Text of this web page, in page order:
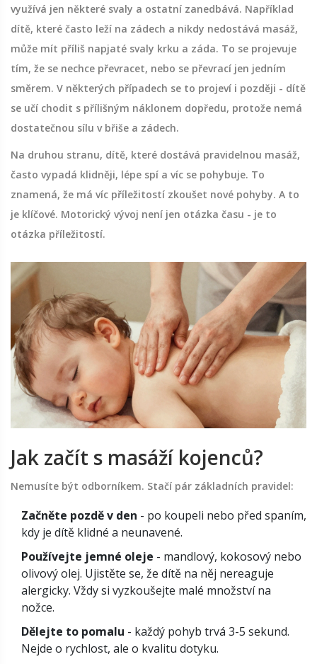
využívá jen některé svaly a ostatní zanedbává. Například
dítě, které často leží na zádech a nikdy nedostává masáž,
může mít příliš napjaté svaly krku a záda. To se projevuje
tím, že se nechce převracet, nebo se převrací jen jedním
směrem. V některých případech se to projeví i později - dítě
se učí chodit s přílišným náklonem dopředu, protože nemá
dostatečnou sílu v břiše a zádech.
Na druhou stranu, dítě, které dostává pravidelnou masáž,
často vypadá klidněji, lépe spí a víc se pohybuje. To
znamená, že má víc příležitostí zkoušet nové pohyby. A to
je klíčové. Motorický vývoj není jen otázka času - je to
otázka příležitostí.
Jak začít s masáží kojenců?
Nemusíte být odborníkem. Stačí pár základních pravidel:
Začněte pozdě v den - po koupeli nebo před spaním,
kdy je dítě klidné a neunavené.
Používejte jemné oleje - mandlový, kokosový nebo
olivový olej. Ujistěte se, že dítě na něj nereaguje
alergicky. Vždy si vyzkoušejte malé množství na
nožce.
Dělejte to pomalu - každý pohyb trvá 3-5 sekund.
Nejde o rychlost, ale o kvalitu dotyku.